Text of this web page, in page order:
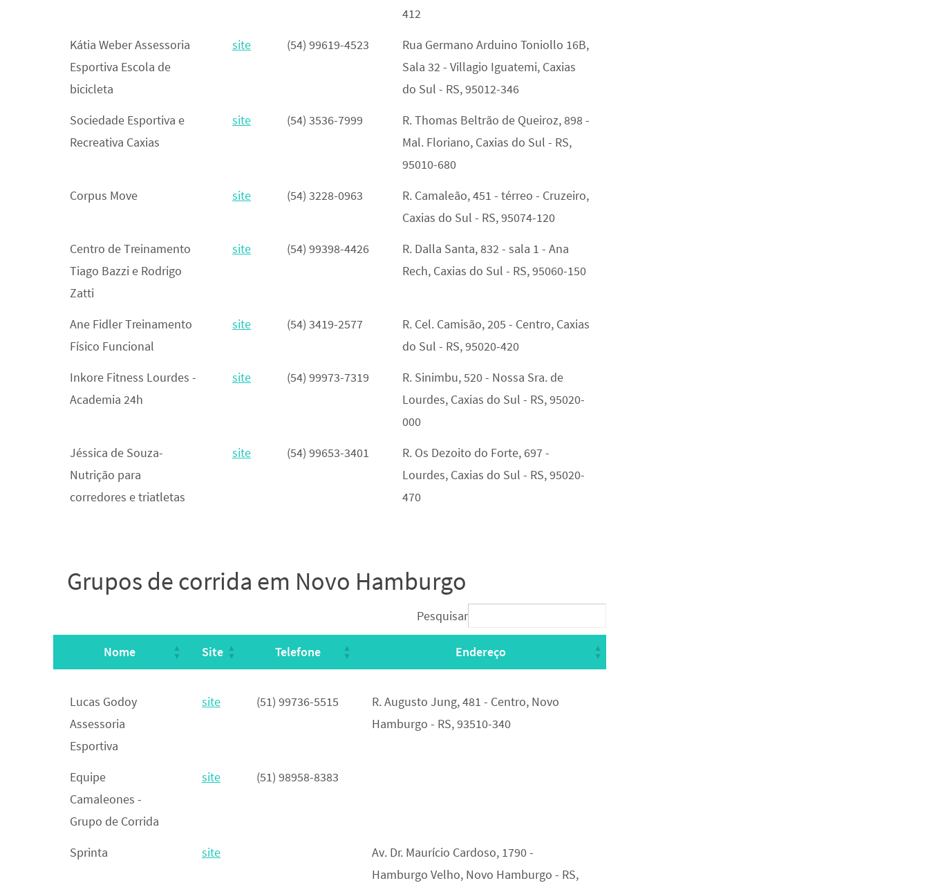
412
Kátia Weber Assessoria
Esportiva Escola de
bicicleta
site (54) 99619-4523
Rua Germano Arduino Toniollo 16B,
Sala 32 - Villagio Iguatemi, Caxias
do Sul - RS, 95012-346
Sociedade Esportiva e
Recreativa Caxias
site (54) 3536-7999
R. Thomas Beltrão de Queiroz, 898 -
Mal. Floriano, Caxias do Sul - RS,
95010-680
Corpus Move
site (54) 3228-0963
R. Camaleão, 451 - térreo - Cruzeiro,
Caxias do Sul - RS, 95074-120
Centro de Treinamento
Tiago Bazzi e Rodrigo
Zatti
site (54) 99398-4426
R. Dalla Santa, 832 - sala 1 - Ana
Rech, Caxias do Sul - RS, 95060-150
Ane Fidler Treinamento
Físico Funcional
site (54) 3419-2577
R. Cel. Camisão, 205 - Centro, Caxias
do Sul - RS, 95020-420
Inkore Fitness Lourdes -
Academia 24h
site (54) 99973-7319
R. Sinimbu, 520 - Nossa Sra. de
Lourdes, Caxias do Sul - RS, 95020-
000
Jéssica de Souza-
Nutrição para
corredores e triatletas
site (54) 99653-3401
R. Os Dezoito do Forte, 697 -
Lourdes, Caxias do Sul - RS, 95020-
470
Grupos de corrida em Novo Hamburgo
Pesquisar
Nome Site Telefone Endereço
Nome Site Telefone Endereço
Lucas Godoy
Assessoria
Esportiva
site (51) 99736-5515
R. Augusto Jung, 481 - Centro, Novo
Hamburgo - RS, 93510-340
Equipe
Camaleones -
Grupo de Corrida
site (51) 98958-8383
Sprinta site
Av. Dr. Maurício Cardoso, 1790 -
Hamburgo Velho, Novo Hamburgo - RS,